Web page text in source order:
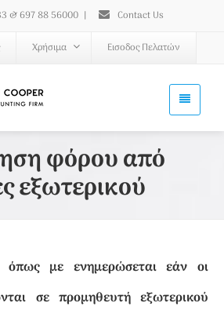
& 697 88 56000 | Contact Us
Χρήσιμα Εισοδος Πελατών
φόρου από
εξωτερικού
όπως με ενημερώσεται εάν οι
σε προμηθευτή εξωτερικού